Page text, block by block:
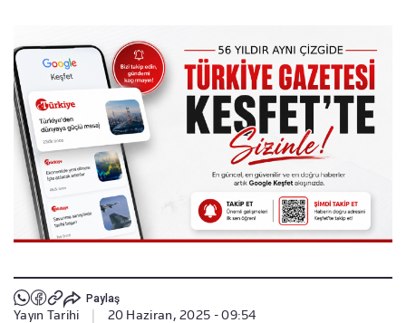
Paylaş
Yayın Tarihi 20 Haziran, 2025 - 09:54